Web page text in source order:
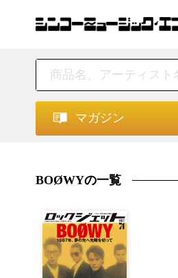
マガジン
BOØWYの一覧